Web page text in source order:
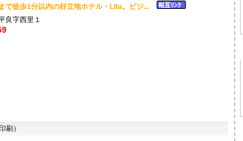
で徒歩1分以内の好立地ホテル・Lita。ビジ...
良字西里１
刷）